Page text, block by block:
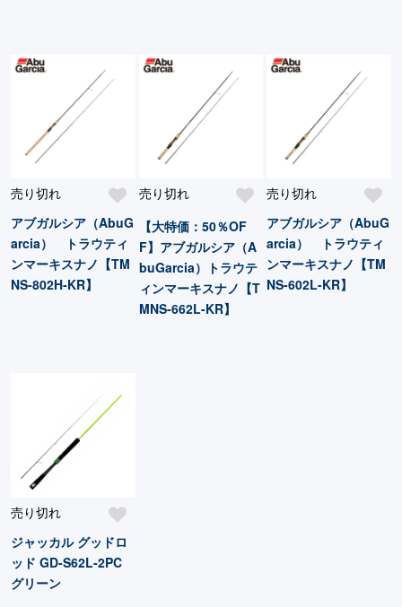
売り切れ
アブガルシア（AbuG
arcia） トラウティ
ンマーキスナノ【TM
NS-802H-KR】
売り切れ
【大特価：50％OF
F】アブガルシア（A
buGarcia）トラウテ
ィンマーキスナノ【T
MNS-662L-KR】
売り切れ
アブガルシア（AbuG
arcia） トラウティ
ンマーキスナノ【TM
NS-602L-KR】
売り切れ
ジャッカル グッドロ
ッド GD-S62L-2PC
グリーン